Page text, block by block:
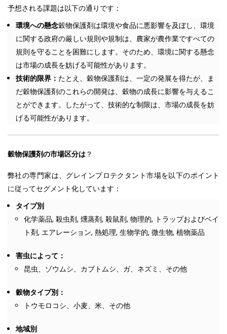
予想される課題は以下の通りです：
環境への懸念穀物保護剤は環境や食品に悪影響を及ぼし、環境
に関する政府の厳しい規則や規制は、農家が農作業ですべての
規則を守ることを困難にします。そのため、環境に関する懸念
は市場の成長を妨げる可能性があります。
技術的限界： たとえ、穀物保護剤は、一定の発展を得たが、ま
だ穀物保護剤のこれらの開発は、穀物の成長に影響を与えるこ
とができます。したがって、技術的な制限は、市場の成長を妨
げる可能性があります。
穀物保護剤の市場区分は ？
弊社の専門家は、グレインプロテクタント市場を以下のポイント
に従ってセグメント化しています：
タイプ別
化学薬品, 殺虫剤, 燻蒸剤, 殺鼠剤, 物理的, トラップおよびベイ
ト剤, エアレーション, 熱処理, 生物学的, 微生物, 植物薬品
害虫によって：
昆虫、ゾウムシ、カブトムシ、ガ、ネズミ、その他
穀物タイプ別：
トウモロコシ、小麦、米、その他
地域別